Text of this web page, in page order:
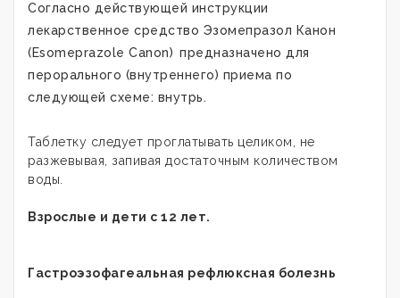
Согласно действующей инструкции
лекарственное средство Эзомепразол Канон
(Esomeprazole Canon) предназначено для
перорального (внутреннего) приема по
следующей схеме: внутрь.
Таблетку следует проглатывать целиком, не
разжевывая, запивая достаточным количеством
воды.
Взрослые и дети с 12 лет.
Гастроэзофагеальная рефлюксная болезнь